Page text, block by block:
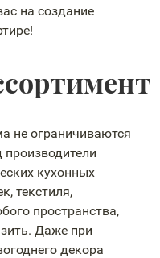
на создание
не ограничиваются
кухонных
текстиля,
пространства,
Даже при
декора